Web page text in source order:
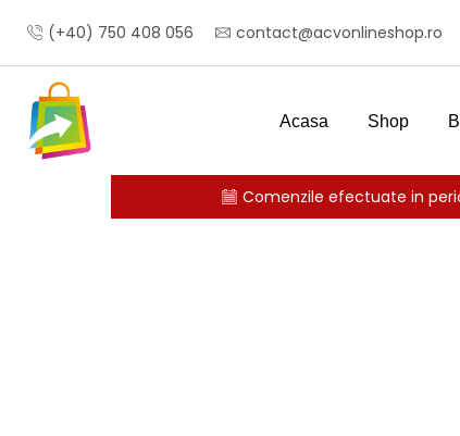
(+40) 750 408 056 contact@acvonlineshop.ro
Acasa Shop
Comenzile efectuate in